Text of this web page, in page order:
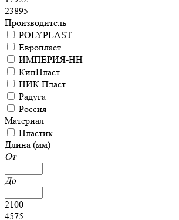
23895
Производитель
POLYPLAST
Европласт
ИМПЕРИЯ-НН
КинПласт
НИК Пласт
Радуга
Россия
Материал
Пластик
Длина (мм)
От
До
2100
4575